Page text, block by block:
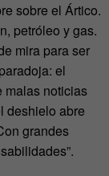
sobre el Ártico.
petróleo y gas.
mira para ser
el
malas noticias
deshielo abre
grandes